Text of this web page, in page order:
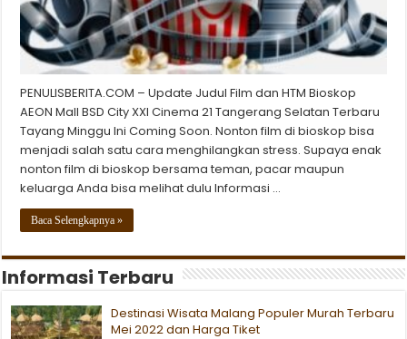
PENULISBERITA.COM – Update Judul Film dan HTM Bioskop
AEON Mall BSD City XXI Cinema 21 Tangerang Selatan Terbaru
Tayang Minggu Ini Coming Soon. Nonton film di bioskop bisa
menjadi salah satu cara menghilangkan stress. Supaya enak
nonton film di bioskop bersama teman, pacar maupun
keluarga Anda bisa melihat dulu Informasi …
Baca Selengkapnya »
Informasi Terbaru
Destinasi Wisata Malang Populer Murah Terbaru
Mei 2022 dan Harga Tiket